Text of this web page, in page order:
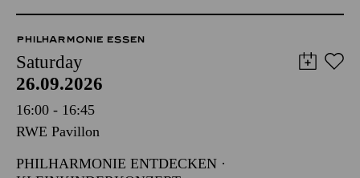
PHILHARMONIE ESSEN
Saturday
26.09.2026
16:00 - 16:45
RWE Pavillon
PHILHARMONIE ENTDECKEN ·